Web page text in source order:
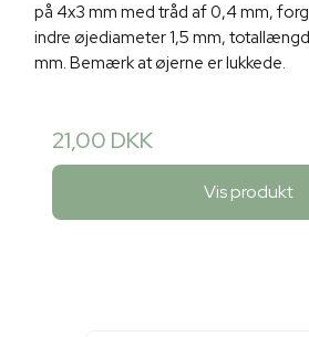
på 4x3 mm med tråd af 0,4 mm,
indre øjediameter 1,5 mm,
mm. Bemærk at øjerne er lukkede.
21,00 DKK
Vis produkt